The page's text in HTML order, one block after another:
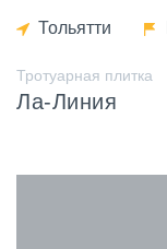
Тольятти
Тротуарная плитка
Ла-Линия